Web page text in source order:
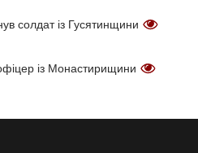
солдат із Гусятинщини
із Монастирищини